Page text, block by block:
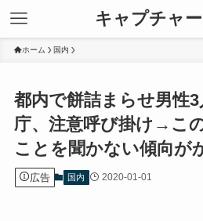
キャプチャ
ホーム 国内
都内で餅詰まらせ男性
庁、注意呼び掛け→こ
ことを聞かない傾向が
広告 国内 2020-01-01